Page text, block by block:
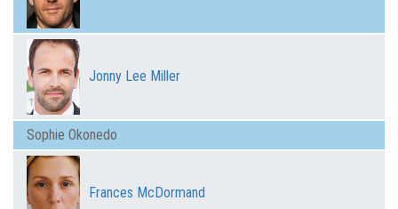
Jonny Lee Miller
Sophie Okonedo
Frances McDormand